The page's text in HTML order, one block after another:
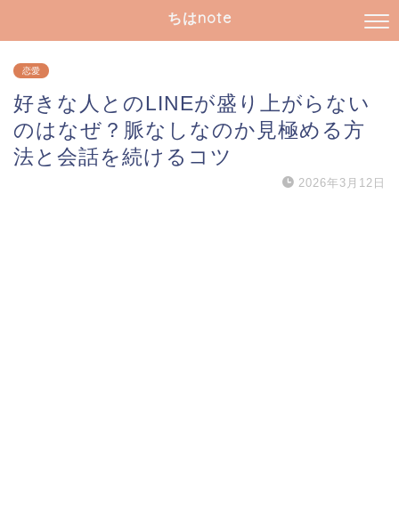
ちはnote
恋愛
好きな人とのLINEが盛り上がらない
のはなぜ？脈なしなのか見極める方
法と会話を続けるコツ
2026年3月12日